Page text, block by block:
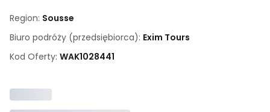
Region: Sousse
Biuro podróży (przedsiębiorca): Exim Tours
Kod Oferty: WAK1028441